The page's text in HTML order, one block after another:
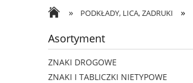
» PODKŁADY, LICA, ZADRUKI »
Asortyment
ZNAKI DROGOWE
ZNAKI I TABLICZKI NIETYPOWE